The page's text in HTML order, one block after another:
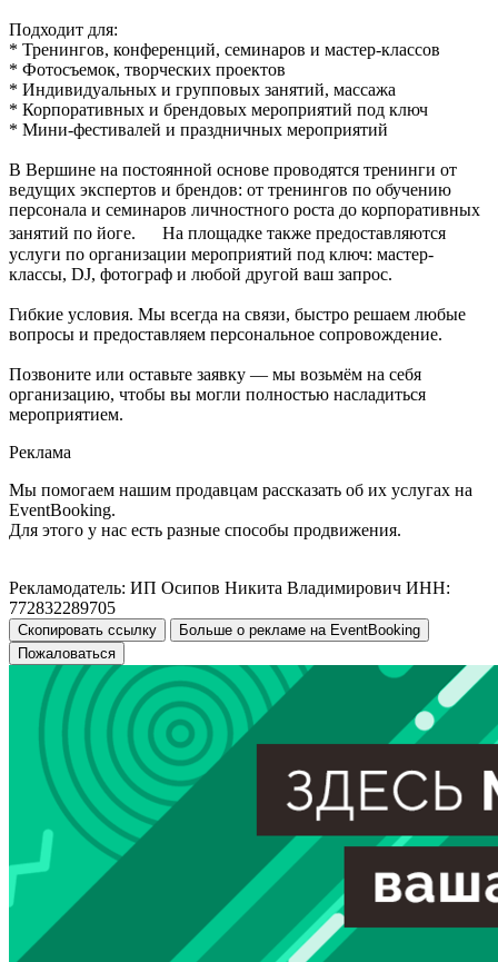
Подходит для:
* Тренингов, конференций, семинаров и мастер-классов
* Фотосъемок, творческих проектов
* Индивидуальных и групповых занятий, массажа
* Корпоративных и брендовых мероприятий под ключ
* Мини-фестивалей и праздничных мероприятий
В Вершине на постоянной основе проводятся тренинги от
ведущих экспертов и брендов: от тренингов по обучению
персонала и семинаров личностного роста до корпоративных
занятий по йоге. На площадке также предоставляются
услуги по организации мероприятий под ключ: мастер-
классы, DJ, фотограф и любой другой ваш запрос.
Гибкие условия. Мы всегда на связи, быстро решаем любые
вопросы и предоставляем персональное сопровождение.
Позвоните или оставьте заявку — мы возьмём на себя
организацию, чтобы вы могли полностью насладиться
мероприятием.
Реклама
Мы помогаем нашим продавцам рассказать об их услугах на
EventBooking.
Для этого у нас есть разные способы продвижения.
Рекламодатель: ИП Осипов Никита Владимирович ИНН:
772832289705
Скопировать ссылку
Больше о рекламе на EventBooking
Пожаловаться